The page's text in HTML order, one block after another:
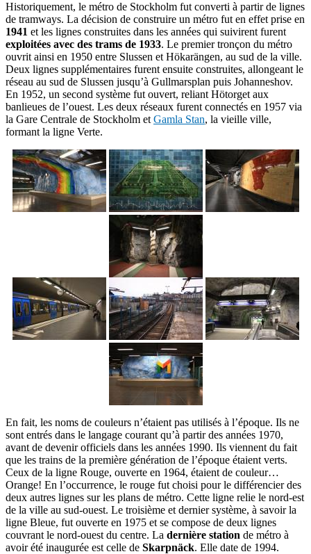
Historiquement, le métro de Stockholm fut converti à partir de lignes
de tramways. La décision de construire un métro fut en effet prise en
1941 et les lignes construites dans les années qui suivirent furent
exploitées avec des trams de 1933. Le premier tronçon du métro
ouvrit ainsi en 1950 entre Slussen et Hökarängen, au sud de la ville.
Deux lignes supplémentaires furent ensuite construites, allongeant le
réseau au sud de Slussen jusqu’à Gullmarsplan puis Johanneshov.
En 1952, un second système fut ouvert, reliant Hötorget aux
banlieues de l’ouest. Les deux réseaux furent connectés en 1957 via
la Gare Centrale de Stockholm et Gamla Stan, la vieille ville,
formant la ligne Verte.
En fait, les noms de couleurs n’étaient pas utilisés à l’époque. Ils ne
sont entrés dans le langage courant qu’à partir des années 1970,
avant de devenir officiels dans les années 1990. Ils viennent du fait
que les trains de la première génération de l’époque étaient verts.
Ceux de la ligne Rouge, ouverte en 1964, étaient de couleur…
Orange! En l’occurrence, le rouge fut choisi pour le différencier des
deux autres lignes sur les plans de métro. Cette ligne relie le nord-est
de la ville au sud-ouest. Le troisième et dernier système, à savoir la
ligne Bleue, fut ouverte en 1975 et se compose de deux lignes
couvrant le nord-ouest du centre. La dernière station de métro à
avoir été inaugurée est celle de Skarpnäck. Elle date de 1994.